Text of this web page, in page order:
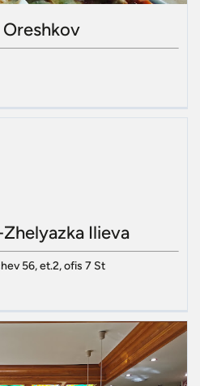
Oreshkov
Ilieva
56, et.2, ofis 7 St